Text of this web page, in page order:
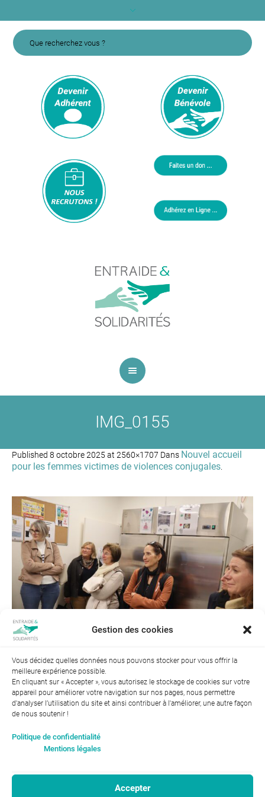
Gestion des cookies
Vous décidez quelles données nous pouvons stocker pour vous offrir la
meilleure expérience possible.
En cliquant sur « Accepter », vous autorisez le stockage de cookies sur votre
appareil pour améliorer votre navigation sur nos pages, nous permettre
d'analyser l’utilisation du site et ainsi contribuer à l'améliorer, une autre façon
de nous soutenir !
Politique de confidentialité
Mentions légales
Accepter
IMG_0155
Published 8 octobre 2025 at 2560×1707 Dans Nouvel accueil
pour les femmes victimes de violences conjugales
← Précédent
femmes : 94